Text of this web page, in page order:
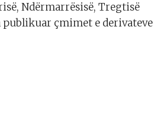
Ndërmarrësisë, Tregtisë
çmimet e derivateve